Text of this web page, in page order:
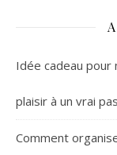
Idée cadeau pour
plaisir à un vrai
Comment